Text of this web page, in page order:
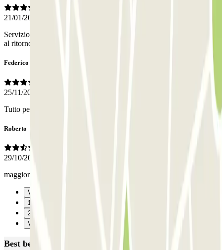
21/01/2026
Servizio molto efficiente. Servizio navetta veloce sia all'andata che
al ritorno all'aeroporto. Molto vicino a quest'ultimo.
Federico
25/11/2025
Tutto perfetto
Roberto
29/10/2025
maggiore attenzione al cliente specialmente durante le ore notturne
Vorige
1
2
Verzenden
Best beoordeelde parkeergarages in Lonate Pozzolo